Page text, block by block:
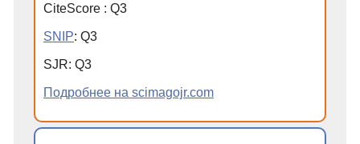
CiteScore : Q3
SNIP: Q3
SJR: Q3
Подробнее на scimagojr.com